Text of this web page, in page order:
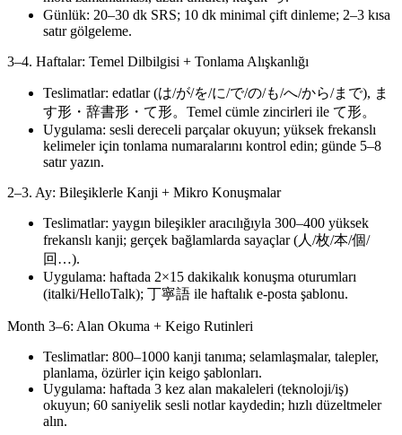
Günlük: 20–30 dk SRS; 10 dk minimal çift dinleme; 2–3 kısa
satır gölgeleme.
3–4. Haftalar: Temel Dilbilgisi + Tonlama Alışkanlığı
Teslimatlar: edatlar (は/が/を/に/で/の/も/へ/から/まで), ま
す形・辞書形・て形。Temel cümle zincirleri ile て形。
Uygulama: sesli dereceli parçalar okuyun; yüksek frekanslı
kelimeler için tonlama numaralarını kontrol edin; günde 5–8
satır yazın.
2–3. Ay: Bileşiklerle Kanji + Mikro Konuşmalar
Teslimatlar: yaygın bileşikler aracılığıyla 300–400 yüksek
frekanslı kanji; gerçek bağlamlarda sayaçlar (人/枚/本/個/
回…).
Uygulama: haftada 2×15 dakikalık konuşma oturumları
(italki/HelloTalk); 丁寧語 ile haftalık e-posta şablonu.
Month 3–6: Alan Okuma + Keigo Rutinleri
Teslimatlar: 800–1000 kanji tanıma; selamlaşmalar, talepler,
planlama, özürler için keigo şablonları.
Uygulama: haftada 3 kez alan makaleleri (teknoloji/iş)
okuyun; 60 saniyelik sesli notlar kaydedin; hızlı düzeltmeler
alın.